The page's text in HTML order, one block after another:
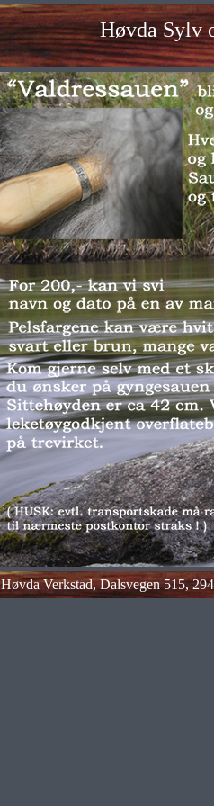
Høvda Sylv
Høvda Verkstad, Dalsvegen 515,